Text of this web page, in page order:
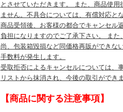
とさせていただきます。 また、商品使
ません。不具合については、有償対応と
商品受領後、お客様の都合でキャンセル
負担になりますのでご了承下さい。 ま
尚、包装箱毀損など同価格再販ができな
手数料が発生します。
受取拒否によるキャンセルについては、
リストから抹消され、今後の取引ができ
【商品に関する注意事項】